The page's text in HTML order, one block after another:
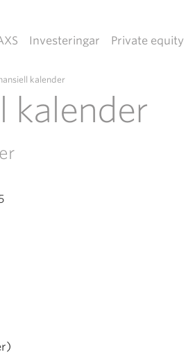
Investeringar Private equity
kalender
kalender